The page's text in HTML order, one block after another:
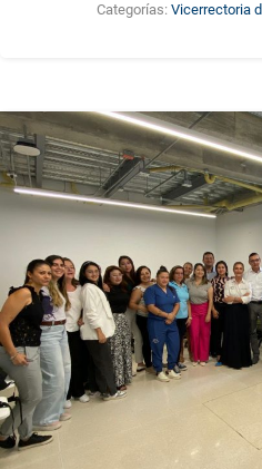
Categorías:Vicerrectoria